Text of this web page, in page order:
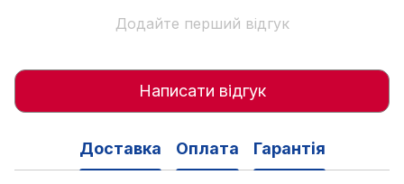
Додайте перший відгук
Написати відгук
Доставка Оплата Гарантія